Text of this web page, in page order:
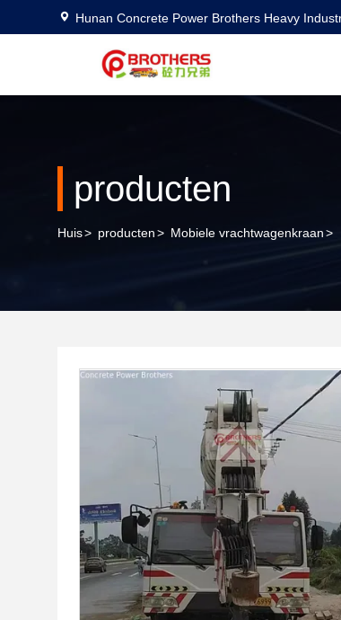
Hunan Concrete Power Brothers Heavy
producten
Huis> producten> Mobiele vrachtwagenkraan>